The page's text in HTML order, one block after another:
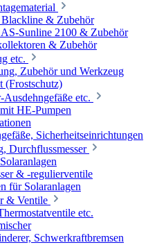
& Zubehör
Sunline 2100 & Zubehör
& Zubehör
etc.
Zubehör und Werkzeug
(Frostschutz)
etc.
HE-Pumpen
Sicherheitseinrichtungen
Durchflussmesser
& -regulierventile
für Solaranlagen
& Ventile
etc.
Schwerkraftbremsen